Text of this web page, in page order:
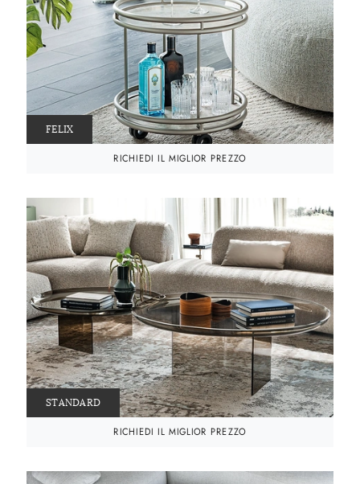
FELIX
RICHIEDI IL MIGLIOR PREZZO
STANDARD
RICHIEDI IL MIGLIOR PREZZO